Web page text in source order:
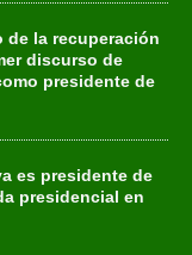
de la recuperación
discurso de
presidente de
es presidente de
presidencial en